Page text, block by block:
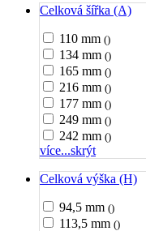
Celková šířka (A)
110 mm ()
134 mm ()
165 mm ()
216 mm ()
177 mm ()
249 mm ()
242 mm ()
více...skrýt
Celková výška (H)
94,5 mm ()
113,5 mm ()